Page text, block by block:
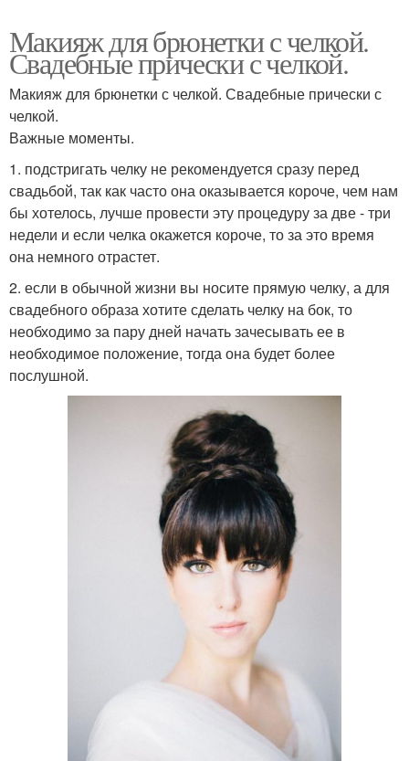
Макияж для брюнетки с челкой.
Свадебные прически с челкой.
Макияж для брюнетки с челкой. Свадебные прически с
челкой.
Важные моменты.
1. подстригать челку не рекомендуется сразу перед
свадьбой, так как часто она оказывается короче, чем нам
бы хотелось, лучше провести эту процедуру за две - три
недели и если челка окажется короче, то за это время
она немного отрастет.
2. если в обычной жизни вы носите прямую челку, а для
свадебного образа хотите сделать челку на бок, то
необходимо за пару дней начать зачесывать ее в
необходимое положение, тогда она будет более
послушной.